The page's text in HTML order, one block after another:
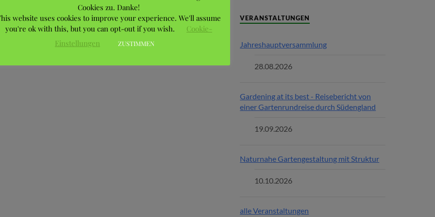
VERANSTALTUNGEN
Jahreshauptversammlung
28.08.2026
Gardening at its best - Reisebericht von
einer Gartenrundreise durch Südengland
19.09.2026
Naturnahe Gartengestaltung mit Struktur
10.10.2026
alle Veranstaltungen
Cookies zu. Danke!
website uses cookies to improve your experience. We'll assume
you're ok with this, but you can opt-out if you wish.
Cookie-
Einstellungen
ZUSTIMMEN